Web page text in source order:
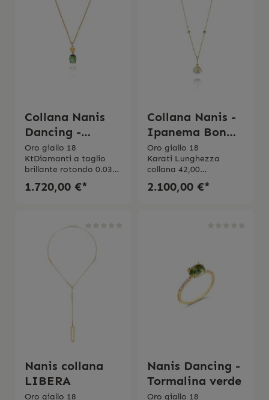
Collana Nanis
Dancing -
Tormalina
Oro giallo 18
KtDiamanti a taglio
brillante rotondo 0.03
ct Purezza VSColore
GTormalina verde Peso
1.720,00 €*
Collana Nanis -
Ipanema Bon
Bon
Oro giallo 18
Karati Lunghezza
collana 42,00
cmDiamanti taglio
brillante rotondo 0.03
2.100,00 €*
Nanis collana
LIBERA
Oro giallo 18
Nanis Dancing -
Tormalina verde
Oro giallo 18